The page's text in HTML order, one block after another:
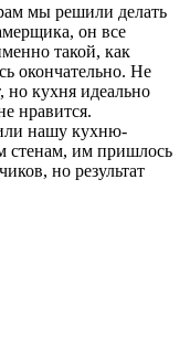
мы решили делать
он все
такой, как
окончательно. Не
но кухня идеально
нравится.
нашу кухню-
стенам, им пришлось
но результат